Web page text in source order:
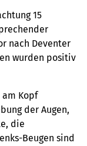
15
nach Deventer
wurden positiv
Kopf
der Augen,
die
Beugen sind